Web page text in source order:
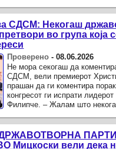
СДСМ: Некогаш
во група која
Проверено -08.06.2026
Не мора секогаш да
СДСМ, вели премиерот
прашан да ги коментира
конгресот ги испрати
Филипче. – Жалам што
Мицкоски вели дека